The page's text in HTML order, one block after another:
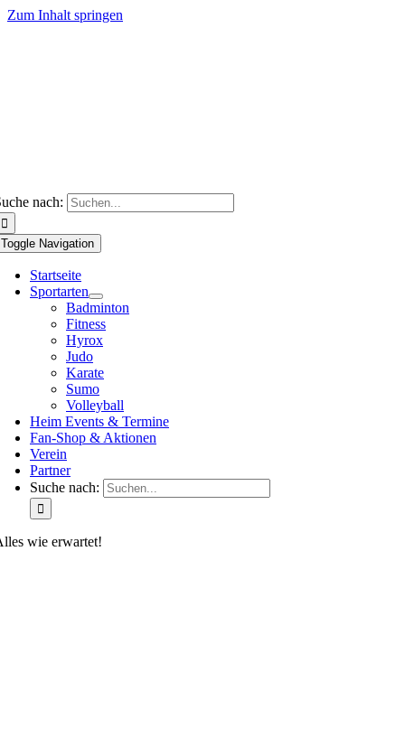
Zum Inhalt springen
nach:
Toggle Navigation
Startseite
Sportarten
Badminton
Fitness
Hyrox
Judo
Karate
Sumo
Volleyball
Heim Events & Termine
Fan-Shop & Aktionen
Verein
Partner
Suche nach:
wie erwartet!